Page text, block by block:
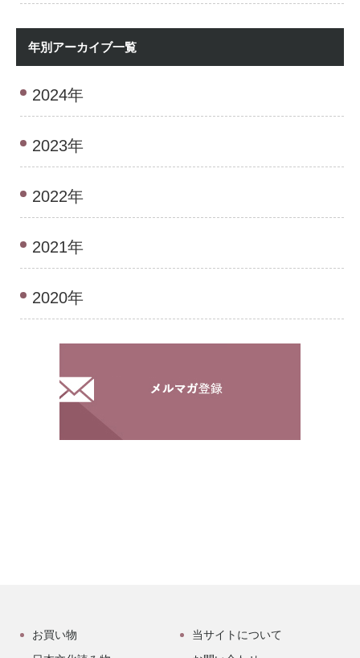
年別アーカイブ一覧
2024年
2023年
2022年
2021年
2020年
お買い物
当サイトについて